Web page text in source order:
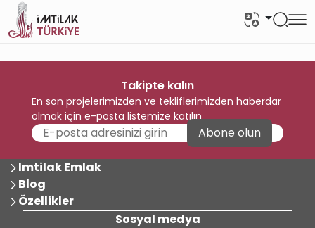
Takipte kalın
En son projelerimizden ve tekliflerimizden haberdar
olmak için e-posta listemize katılın
Abone olun
Imtilak Emlak
Blog
Özellikler
Sosyal medya